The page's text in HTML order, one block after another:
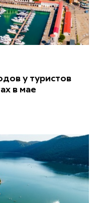
у туристов
в мае